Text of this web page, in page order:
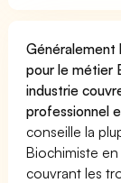
Généralement
pour le métier
industrie
professionnel
conseille la
Biochimiste
couvrant les